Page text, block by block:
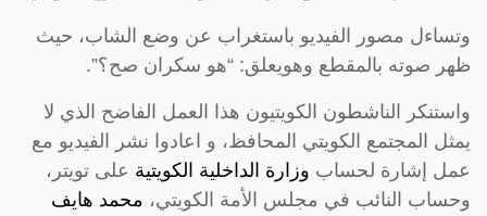
وتساءل مصور الفيديو باستغراب عن وضع الشاب، حيث
ظهر صوته بالمقطع وهويعلق: “هو سكران صح؟”.
واستنكر الناشطون الكويتيون هذا العمل الفاضح الذي لا
يمثل المجتمع الكويتي المحافظ، و اعادوا نشر الفيديو مع
عمل إشارة لحساب وزارة الداخلية الكويتية على تويتر،
وحساب النائب في مجلس الأمة الكويتي، محمد هايف